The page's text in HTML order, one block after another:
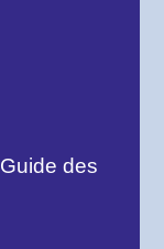
Guide des